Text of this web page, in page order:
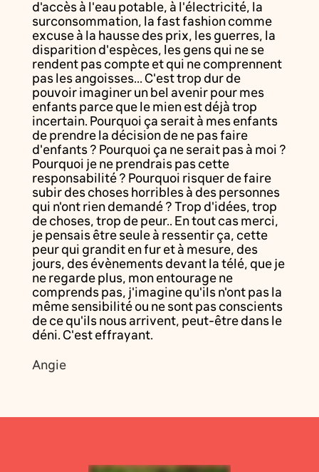
d'accès à l'eau potable, à l'électricité, la
surconsommation, la fast fashion comme
excuse à la hausse des prix, les guerres, la
disparition d'espèces, les gens qui ne se
rendent pas compte et qui ne comprennent
pas les angoisses... C'est trop dur de
pouvoir imaginer un bel avenir pour mes
enfants parce que le mien est déjà trop
incertain. Pourquoi ça serait à mes enfants
de prendre la décision de ne pas faire
d'enfants ? Pourquoi ça ne serait pas à moi ?
Pourquoi je ne prendrais pas cette
responsabilité ? Pourquoi risquer de faire
subir des choses horribles à des personnes
qui n'ont rien demandé ? Trop d'idées, trop
de choses, trop de peur.. En tout cas merci,
je pensais être seule à ressentir ça, cette
peur qui grandit en fur et à mesure, des
jours, des évènements devant la télé, que je
ne regarde plus, mon entourage ne
comprends pas, j'imagine qu'ils n'ont pas la
même sensibilité ou ne sont pas conscients
de ce qu'ils nous arrivent, peut-être dans le
déni. C'est effrayant.
Angie